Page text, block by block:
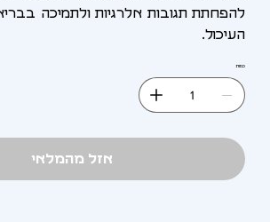
להפחתת תגובות אלרגיות ולתמיכה
העיכול.
כמות
אזל מהמלאי